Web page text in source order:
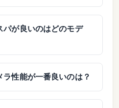
パが良いのはどのモデ
ラ性能が一番良いのは？